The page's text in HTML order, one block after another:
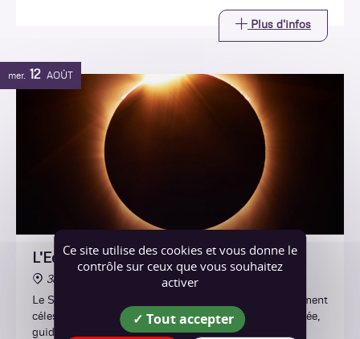
Plus d'infos
mer. 12 AOÛT
L'Eclipse de Soleil
38470 Chasselay
Le Soleil a rendez-vous avec la Lune ! Vivez cet événement
céleste rare en direct et de manière totalement sécurisée,
guidé par un astronome professionnel.
Ce site utilise des cookies et vous donne le
contrôle sur ceux que vous souhaitez
activer
Tout accepter